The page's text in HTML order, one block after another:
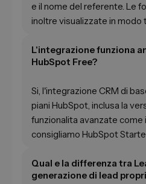
e il nome del referente. Le
inoltre visualizzate in modo
L'integrazione funziona
HubSpot Free?
Si, l'integrazione CRM di
piani HubSpot, inclusa la
funzionalita avanzate
consigliamo HubSpot
Qual e la differenza tra
generazione di lead